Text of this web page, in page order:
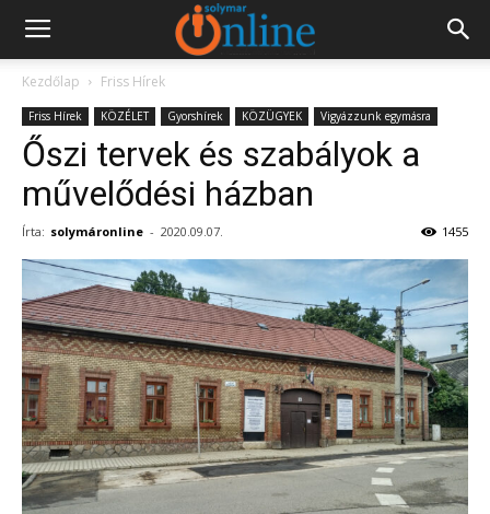
Kezdőlap Friss Hírek
Friss Hírek KÖZÉLET Gyorshírek KÖZÜGYEK Vigyázzunk egymásra
Őszi tervek és szabályok a
művelődési házban
Írta: solymáronline - 2020.09.07. 1455